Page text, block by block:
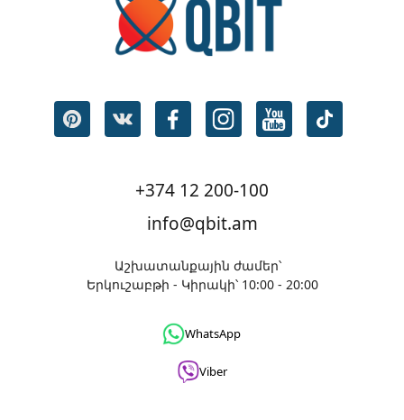
+374 12 200-100
info@qbit.am
Աշխատանքային ժամեր՝
Երկուշաբթի - Կիրակի՝ 10:00 - 20:00
WhatsApp
Viber